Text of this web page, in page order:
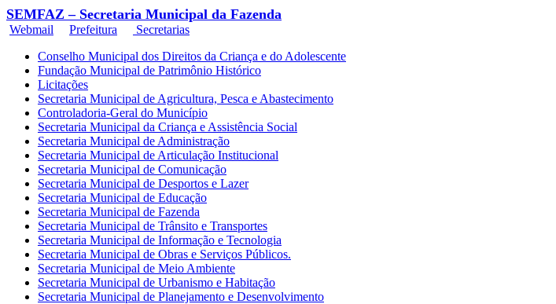
SEMFAZ – Secretaria Municipal da Fazenda
Webmail Prefeitura
Secretarias
Conselho Municipal dos Direitos da Criança e do Adolescente
Fundação Municipal de Patrimônio Histórico
Licitações
Secretaria Municipal de Agricultura, Pesca e Abastecimento
Controladoria-Geral do Município
Secretaria Municipal da Criança e Assistência Social
Secretaria Municipal de Administração
Secretaria Municipal de Articulação Institucional
Secretaria Municipal de Comunicação
Secretaria Municipal de Desportos e Lazer
Secretaria Municipal de Educação
Secretaria Municipal de Fazenda
Secretaria Municipal de Trânsito e Transportes
Secretaria Municipal de Informação e Tecnologia
Secretaria Municipal de Obras e Serviços Públicos.
Secretaria Municipal de Meio Ambiente
Secretaria Municipal de Urbanismo e Habitação
Secretaria Municipal de Planejamento e Desenvolvimento